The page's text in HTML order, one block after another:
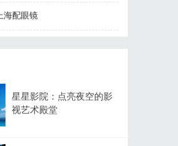
海配眼镜
星星影院：点亮夜空的影
视艺术殿堂